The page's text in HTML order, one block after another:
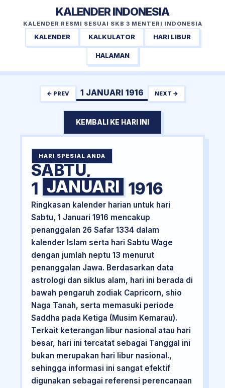
KALENDER INDONESIA
KALENDER RESMI SESUAI SKB 3 MENTERI INDONESIA
KALENDER KALKULATOR HARI LIBUR
HALAMAN
← PREV 1 JANUARI 1916 NEXT →
KEMBALI KE HARI INI
HARI SPESIAL ANDA
SABTU,
1 JANUARI 1916
Ringkasan kalender harian untuk hari
Sabtu, 1 Januari 1916 mencakup
penanggalan 26 Safar 1334 dalam
kalender Islam serta hari Sabtu Wage
dengan jumlah neptu 13 menurut
penanggalan Jawa. Berdasarkan data
astrologi dan siklus alam, hari ini berada di
bawah pengaruh zodiak Capricorn, shio
Naga Tanah, serta memasuki periode
Saddha pada Ketiga (Musim Kemarau).
Terkait keterangan libur nasional atau hari
besar, hari ini tercatat sebagai Tanggal ini
bukan merupakan hari libur nasional.,
sehingga informasi ini sangat efektif
digunakan sebagai referensi perencanaan